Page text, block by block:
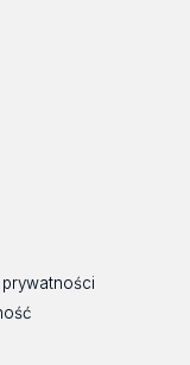
prywatności